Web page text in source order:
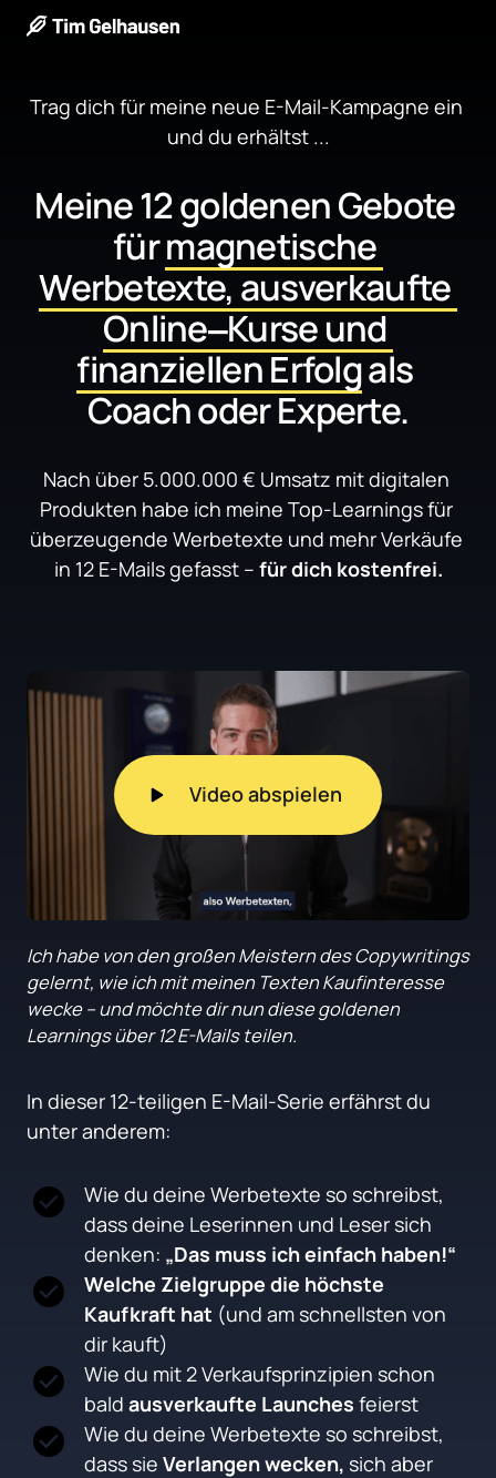
Trag dich für meine neue E-Mail-Kampagne ein
und du erhältst ...
Meine 12 goldenen Gebote
für
Werbetexte,
Online‒Kurse
und
finanziellen Erfolg als
Coach oder Experte.
Nach über 5.000.000 € Umsatz mit digitalen
Produkten habe ich meine Top-Learnings für
überzeugende Werbetexte und mehr Verkäufe
in 12 E-Mails gefasst – für dich kostenfrei.
Video abspielen
Ich habe von den großen Meistern des Copywritings
gelernt, wie ich mit meinen Texten Kaufinteresse
wecke – und möchte dir nun diese goldenen
Learnings über 12 E-Mails teilen.
In dieser 12-teiligen E-Mail-Serie erfährst du
unter anderem:
Wie du deine Werbetexte so schreibst,
dass deine Leserinnen und Leser sich
denken: „Das muss ich einfach haben!“
Welche Zielgruppe die höchste
Kaufkraft hat (und am schnellsten von
dir kauft)
Wie du mit 2 Verkaufsprinzipien schon
bald ausverkaufte Launches feierst
Wie du deine Werbetexte so schreibst,
dass sie Verlangen wecken, sich aber